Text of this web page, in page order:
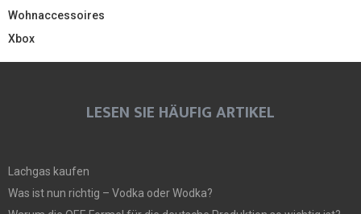
Wohnaccessoires
Xbox
LESEN SIE HÄUFIG ARTIKEL
Lachgas kaufen
Was ist nun richtig – Vodka oder Wodka?